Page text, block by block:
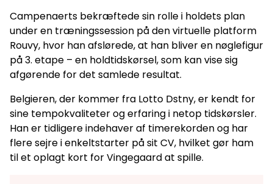
Campenaerts bekræftede sin rolle i holdets plan
under en træningssession på den virtuelle platform
Rouvy, hvor han afslørede, at han bliver en nøglefigur
på 3. etape – en holdtidskørsel, som kan vise sig
afgørende for det samlede resultat.
Belgieren, der kommer fra Lotto Dstny, er kendt for
sine tempokvaliteter og erfaring i netop tidskørsler.
Han er tidligere indehaver af timerekorden og har
flere sejre i enkeltstarter på sit CV, hvilket gør ham
til et oplagt kort for Vingegaard at spille.